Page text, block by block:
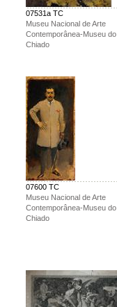
07531a TC
Museu Nacional de Arte
Contemporânea-Museu do
Chiado
07600 TC
Museu Nacional de Arte
Contemporânea-Museu do
Chiado